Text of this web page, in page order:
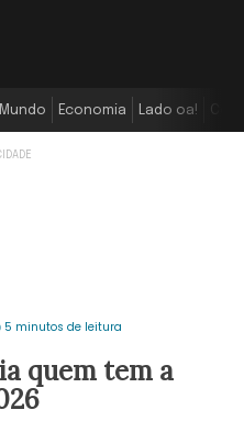
Mundo Economia Lado oa!
5 minutos de leitura
quem tem a